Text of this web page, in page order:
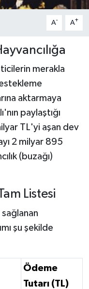
A- A+
merakla
aktarmaya
paylaştığı
TL'yi aşan dev
2 milyar 895
(buzağı)
Listesi
sağlanan
şu şekilde
Ödeme
Tutarı (TL)